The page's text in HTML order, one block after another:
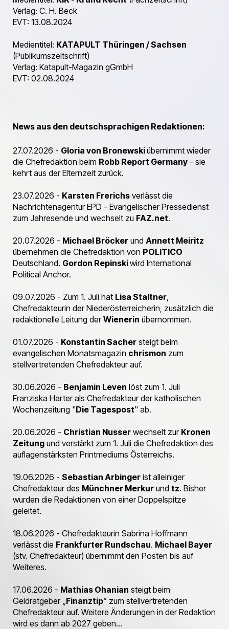
Verlag: C. H. Beck
EVT: 13.08.2024
Medientitel: KATAPULT Thüringen / Sachsen
(Publikumszeitschrift)
Verlag: Katapult-Magazin gGmbH
EVT: 02.08.2024
News aus den deutschsprachigen Redaktionen:
27.07.2026 - Gloria von Bronewskiübernimmt wieder
die Chefredaktion beim Robb Report Germany - sie
kehrt aus der Elternzeit zurück.
23.07.2026 - Karsten Frerichs verlässt die
Nachrichtenagentur EPD - Evangelischer Pressedienst
zum Jahresende und wechselt zu FAZ.net.
20.07.2026 - Michael Bröcker und Annett Meiritz
übernehmen die Chefredaktion von POLITICO
Deutschland. Gordon Repinskiwird International
Political Anchor.
09.07.2026 - Zum 1. Juli hat Lisa Staltner
Chefredakteurin der Niederösterreicherin, zusätzlich die
redaktionelle Leitung derWienerin übernommen.
01.07.2026 - Konstantin Sacher steigt beim
evangelischen Monatsmagazin chrismon zum
stellvertretenden Chefredakteur auf.
30.06.2026 - Benjamin Leven löst zum 1. Juli
Franziska Harter als Chefredakteur der katholischen
Wochenzeitung "Die Tagespost" ab.
20.06.2026 - Christian Nusser wechselt zur Kronen
Zeitung und verstärkt zum 1. Juli die Chefredaktion des
auflagenstärksten Printmediums Österreichs.
19.06.2026 - Sebastian Arbinger ist alleiniger
Chefredakteur des Münchner Merkur und tz. Bisher
wurden die Redaktionen von einer Doppelspitze
geleitet.
18.06.2026 - Chefredakteurin Sabrina Hoffmann
verlässt die Frankfurter Rundschau. Michael Bayer
(stv. Chefredakteur) übernimmt den Posten bis auf
Weiteres.
17.06.2026 - Mathias Ohanian steigt beim
Geldratgeber „ Finanztip“ zum stellvertretenden
Chefredakteur auf. Weitere Änderungen in der Redaktion
wird es dann ab 2027 geben...